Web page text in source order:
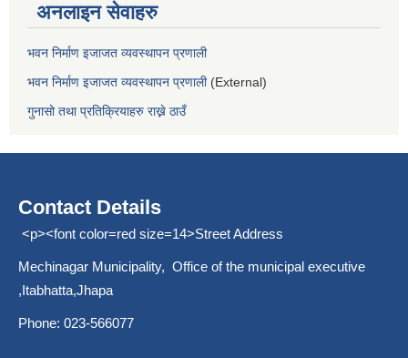
अनलाइन सेवाहरु
भवन निर्माण इजाजत व्यवस्थापन प्रणाली
भवन निर्माण इजाजत व्यवस्थापन प्रणाली(External)
गुनासो तथा प्रतिक्रियाहरु राख्ने ठाउँ
Contact Details
<p><font color=red size=14>Street Address
Mechinagar Municipality, Office of the municipal executive
,Itabhatta,Jhapa
Phone: 023-566077